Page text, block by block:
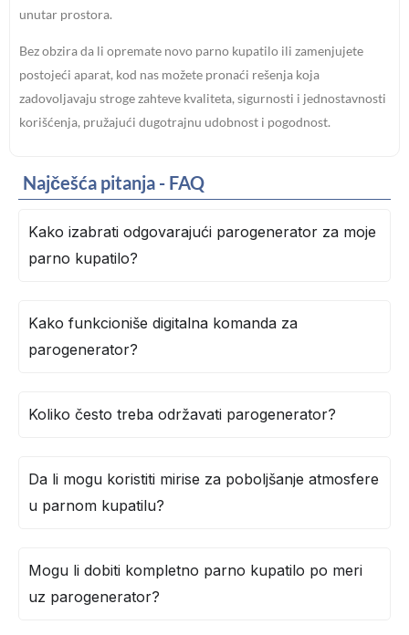
unutar prostora.
Bez obzira da li opremate novo parno kupatilo ili zamenjujete
postojeći aparat, kod nas možete pronaći rešenja koja
zadovoljavaju stroge zahteve kvaliteta, sigurnosti i jednostavnosti
korišćenja, pružajući dugotrajnu udobnost i pogodnost.
Najčešća pitanja - FAQ
Kako izabrati odgovarajući parogenerator za moje
parno kupatilo?
Kako funkcioniše digitalna komanda za
parogenerator?
Koliko često treba održavati parogenerator?
Da li mogu koristiti mirise za poboljšanje atmosfere
u parnom kupatilu?
Mogu li dobiti kompletno parno kupatilo po meri
uz parogenerator?